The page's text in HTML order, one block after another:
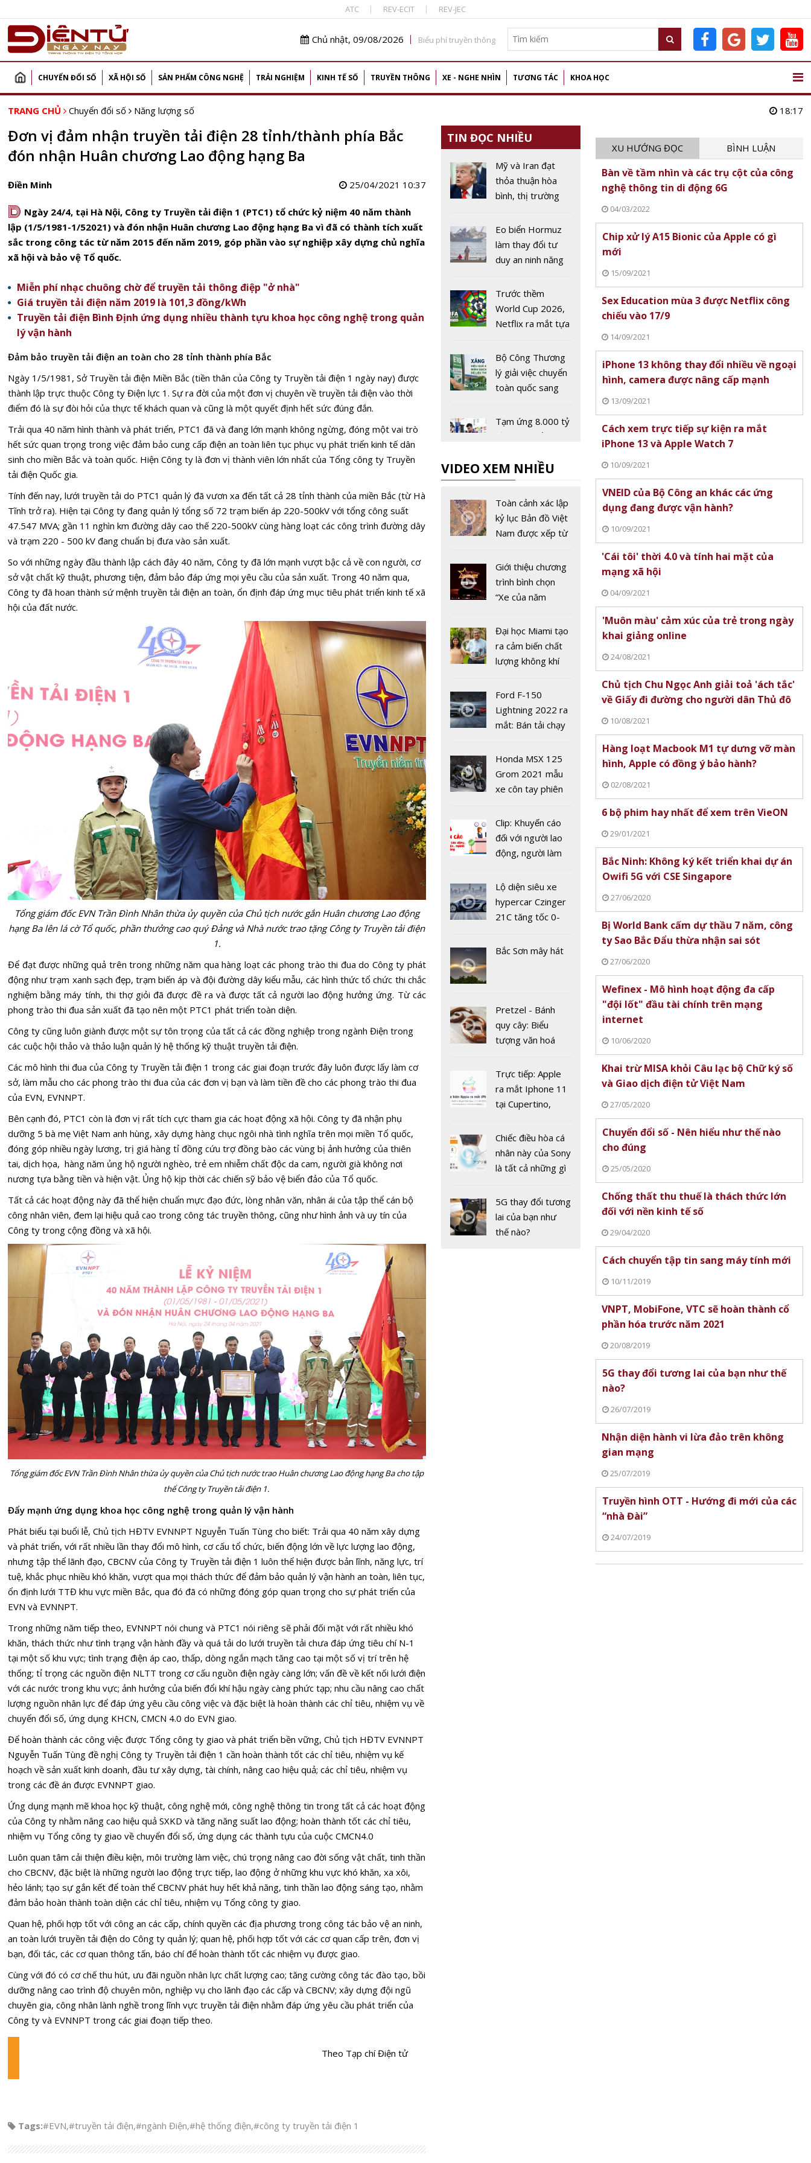
ATC REV-ECIT REV-JEC
Chủ nhật, 09/08/2026 Biểu phí truyền thông
CHUYỂN ĐỔI SỐ XÃ HỘI SỐ SẢN PHẨM CÔNG NGHỆ TRẢI NGHIỆM KINH TẾ SỐ TRUYỀN THÔNG XE - NGHE NHÌN TƯƠNG TÁC KHOA HỌC
TRANG CHỦ Chuyển đổi số Năng lượng số 18:17
Đơn vị đảm nhận truyền tải điện 28 tỉnh/thành phía Bắc
đón nhận Huân chương Lao động hạng Ba
Điền Minh 25/04/2021 10:37
D Ngày 24/4, tại Hà Nội, Công ty Truyền tải điện 1 (PTC1) tổ chức kỷ niệm 40 năm thành
lập (1/5/1981-1/52021) và đón nhận Huân chương Lao động hạng Ba vì đã có thành tích xuất
sắc trong công tác từ năm 2015 đến năm 2019, góp phần vào sự nghiệp xây dựng chủ nghĩa
xã hội và bảo vệ Tổ quốc.
Miễn phí nhạc chuông chờ để truyền tải thông điệp "ở nhà"
Giá truyền tải điện năm 2019 là 101,3 đồng/kWh
Truyền tải điện Bình Định ứng dụng nhiều thành tựu khoa học công nghệ trong quản
lý vận hành
Đảm bảo truyền tải điện an toàn cho 28 tỉnh thành phía Bắc
Ngày 1/5/1981, Sở Truyền tải điện Miền Bắc (tiền thân của Công ty Truyền tải điện 1 ngày nay) được
thành lập trực thuộc Công ty Điện lực 1. Sự ra đời của một đơn vị chuyên về truyền tải điện vào thời
điểm đó là sự đòi hỏi của thực tế khách quan và cũng là một quyết định hết sức đúng đắn.
Trải qua 40 năm hình thành và phát triển, PTC1 đã và đang lớn mạnh không ngừng, đóng một vai trò
hết sức quan trọng trong việc đảm bảo cung cấp điện an toàn liên tục phục vụ phát triển kinh tế dân
sinh cho miền Bắc và toàn quốc. Hiện Công ty là đơn vị thành viên lớn nhất của Tổng công ty Truyền
tải điện Quốc gia.
Tính đến nay, lưới truyền tải do PTC1 quản lý đã vươn xa đến tất cả 28 tỉnh thành của miền Bắc (từ Hà
Tĩnh trở ra). Hiện tại Công ty đang quản lý tổng số 72 trạm biến áp 220-500kV với tổng công suất
47.547 MVA; gần 11 nghìn km đường dây cao thế 220-500kV cùng hàng loạt các công trình đường dây
và trạm 220 - 500 kV đang chuẩn bị đưa vào sản xuất.
So với những ngày đầu thành lập cách đây 40 năm, Công ty đã lớn mạnh vượt bậc cả về con người, cơ
sở vật chất kỹ thuật, phương tiện, đảm bảo đáp ứng mọi yêu cầu của sản xuất. Trong 40 năm qua,
Công ty đã hoan thành sứ mệnh truyền tải điện an toàn, ổn định đáp ứng mục tiêu phát triển kinh tế xã
hội của đất nước.
Tổng giám đốc EVN Trần Đình Nhân thừa ủy quyền của Chủ tịch nước gắn Huân chương Lao động
hạng Ba lên lá cờ Tổ quốc, phần thưởng cao quý Đảng và Nhà nước trao tặng Công ty Truyền tải điện
1.
Để đạt được những quả trên trong những năm qua hàng loạt các phong trào thi đua do Công ty phát
động như trạm xanh sạch đẹp, trạm biến áp và đội đường dây kiểu mẫu, các hình thức tổ chức thi chắc
nghiệm bằng máy tính, thi thợ giỏi đã được đề ra và được tất cả người lao động hưởng ứng. Từ các
phong trào thi đua sản xuất đã tạo nên một PTC1 phát triển toàn diện.
Công ty cũng luôn giành được một sự tôn trọng của tất cả các đồng nghiệp trong ngành Điện trong
các cuộc hội thảo và thảo luận quản lý hệ thống kỹ thuật truyền tải điện.
Các mô hình thi đua của Công ty Truyền tải điện 1 trong các giai đoạn trước đây luôn được lấy làm cơ
sở, làm mẫu cho các phong trào thi đua của các đơn vị bạn và làm tiền đề cho các phong trào thi đua
của EVN, EVNNPT.
Bên cạnh đó, PTC1 còn là đơn vị rất tích cực tham gia các hoạt động xã hội. Công ty đã nhận phụ
dưỡng 5 bà mẹ Việt Nam anh hùng, xây dựng hàng chục ngôi nhà tình nghĩa trên mọi miền Tổ quốc,
đóng góp nhiều ngày lương, trị giá hàng tỉ đồng cứu trợ đồng bào các vùng bị ảnh hưởng của thiên
tai, dịch họa, hàng năm ủng hộ người nghèo, trẻ em nhiễm chất độc da cam, người già không nơi
nương tựa bằng tiền và hiện vật. Ủng hộ kịp thời các chiến sỹ bảo vệ biển đảo của Tổ quốc.
Tất cả các hoạt động này đã thể hiện chuẩn mực đạo đức, lòng nhân văn, nhân ái của tập thể cán bộ
công nhân viên, đem lại hiệu quả cao trong công tác truyền thông, cũng như hình ảnh và uy tín của
Công ty trong cộng đồng và xã hội.
Tổng giám đốc EVN Trần Đình Nhân thừa ủy quyền của Chủ tịch nước trao Huân chương Lao động hạng Ba cho tập
thể Công ty Truyền tải điện 1.
Đẩy mạnh ứng dụng khoa học công nghệ trong quản lý vận hành
Phát biểu tại buổi lễ, Chủ tịch HĐTV EVNNPT Nguyễn Tuấn Tùng cho biết: Trải qua 40 năm xây dựng
và phát triển, với rất nhiều lần thay đổi mô hình, cơ cấu tổ chức, biến động lớn về lực lượng lao động,
nhưng tập thể lãnh đạo, CBCNV của Công ty Truyền tải điện 1 luôn thể hiện được bản lĩnh, năng lực, trí
tuệ, khắc phục nhiều khó khăn, vượt qua mọi thách thức để đảm bảo quản lý vận hành an toàn, liên tục,
ổn định lưới TTĐ khu vực miền Bắc, qua đó đã có những đóng góp quan trọng cho sự phát triển của
EVN và EVNNPT.
Trong những năm tiếp theo, EVNNPT nói chung và PTC1 nói riêng sẽ phải đối mặt với rất nhiều khó
khăn, thách thức như tình trạng vận hành đầy và quá tải do lưới truyền tải chưa đáp ứng tiêu chí N-1
tại một số khu vực; tình trạng điện áp cao, thấp, dòng ngắn mạch tăng cao tại một số vị trí trên hệ
thống; tỉ trọng các nguồn điện NLTT trong cơ cấu nguồn điện ngày càng lớn; vấn đề về kết nối lưới điện
với các nước trong khu vực; ảnh hưởng của biến đổi khí hậu ngày càng phức tạp; nhu cầu nâng cao chất
lượng nguồn nhân lực để đáp ứng yêu cầu công việc và đặc biệt là hoàn thành các chỉ tiêu, nhiệm vụ về
chuyển đổi số, ứng dụng KHCN, CMCN 4.0 do EVN giao.
Để hoàn thành các công việc được Tổng công ty giao và phát triển bền vững, Chủ tịch HĐTV EVNNPT
Nguyễn Tuấn Tùng đề nghị Công ty Truyền tải điện 1 cần hoàn thành tốt các chỉ tiêu, nhiệm vụ kế
hoạch về sản xuất kinh doanh, đầu tư xây dựng, tài chính, nâng cao hiệu quả; các chỉ tiêu, nhiệm vụ
trong các đề án được EVNNPT giao.
Ứng dụng mạnh mẽ khoa học kỹ thuật, công nghệ mới, công nghệ thông tin trong tất cả các hoạt động
của Công ty nhằm nâng cao hiệu quả SXKD và tăng năng suất lao động; hoàn thành tốt các chỉ tiêu,
nhiệm vụ Tổng công ty giao về chuyển đổi số, ứng dụng các thành tựu của cuộc CMCN4.0
Luôn quan tâm cải thiện điều kiện, môi trường làm việc, chú trọng nâng cao đời sống vật chất, tinh thần
cho CBCNV, đặc biệt là những người lao động trực tiếp, lao động ở những khu vực khó khăn, xa xôi,
hẻo lánh; tạo sự gắn kết để toàn thể CBCNV phát huy hết khả năng, tinh thần lao động sáng tạo, nhằm
đảm bảo hoàn thành toàn diện các chỉ tiêu, nhiệm vụ Tổng công ty giao.
Quan hệ, phối hợp tốt với công an các cấp, chính quyền các địa phương trong công tác bảo vệ an ninh,
an toàn lưới truyền tải điện do Công ty quản lý; quan hệ, phối hợp tốt với các cơ quan cấp trên, đơn vị
bạn, đối tác, các cơ quan thông tấn, báo chí để hoàn thành tốt các nhiệm vụ được giao.
Cùng với đó có cơ chế thu hút, ưu đãi nguồn nhân lực chất lượng cao; tăng cường công tác đào tạo, bồi
dưỡng nâng cao trình độ chuyên môn, nghiệp vụ cho lãnh đạo các cấp và CBCNV; xây dựng đội ngũ
chuyên gia, công nhân lành nghề trong lĩnh vực truyền tải điện nhằm đáp ứng yêu cầu phát triển của
Công ty và EVNNPT trong các giai đoạn tiếp theo.
Theo Tạp chí Điện tử
Tags:#EVN,#truyền tải điện,#ngành Điện,#hệ thống điện,#công ty truyền tải điện 1
TIN ĐỌC NHIỀU
Mỹ và Iran đạt
thỏa thuận hòa
bình, thị trường
vào giai đoạn mới
Eo biển Hormuz
làm thay đổi tư
duy an ninh năng
Trước thềm
World Cup 2026,
Netflix ra mắt tựa
miễn phí
Bộ Công Thương
lý giải việc chuyển
toàn quốc sang
Tạm ứng 8.000 tỷ
đồng bình ổn giá
bối cảnh giá thế
giới biến động
Liên bang Nga:
Việt - Nga cần
thúc đẩy hợp tác
khí
Mỏ kali Asia-
Potash - Mỏ khai
ASEAN
năng lượng Việt
Nam – Hoa Kỳ lần
thứ 4
Hưng Yên áp
tử, phát triển lưới
điện thông minh
Phát triển năng
lượng sạch – xu
VIDEO XEM NHIỀU
Toàn cảnh xác lập
kỷ lục Bản đồ Việt
Nam được xếp từ
năm 2022
Giới thiệu chương
trình bình chọn
“Xe của năm
Đại học Miami tạo
ra cảm biến chất
lượng không khí
19
Ford F-150
Lightning 2022 ra
mắt: Bán tải chạy
chưa đến 40 nghìn
USD
Honda MSX 125
Grom 2021 mẫu
xe côn tay phiên
Clip: Khuyến cáo
đối với người lao
động, người làm
hàng tại khu dịch
vụ trong dịch
Covid-19
Lộ diện siêu xe
hypercar Czinger
21C tăng tốc 0-
2 giây
Bắc Sơn mây hát
Pretzel - Bánh
quy cây: Biểu
tượng văn hoá
tranh cãi về nguồn
gốc
Trực tiếp: Apple
ra mắt Iphone 11
tại Cupertino,
Chiếc điều hòa cá
nhân này của Sony
là tất cả những gì
sót qua mùa hè
nóng nực
5G thay đổi tương
lai của bạn như
thế nào?
XU HƯỚNG ĐỌC BÌNH LUẬN
Bàn về tầm nhìn và các trụ cột của công
nghệ thông tin di động 6G
04/03/2022
Chip xử lý A15 Bionic của Apple có gì
mới
15/09/2021
Sex Education mùa 3 được Netflix công
chiếu vào 17/9
14/09/2021
iPhone 13 không thay đổi nhiều về ngoại
hình, camera được nâng cấp mạnh
13/09/2021
Cách xem trực tiếp sự kiện ra mắt
iPhone 13 và Apple Watch 7
10/09/2021
VNEID của Bộ Công an khác các ứng
dụng đang được vận hành?
10/09/2021
'Cái tôi' thời 4.0 và tính hai mặt của
mạng xã hội
04/09/2021
'Muôn màu' cảm xúc của trẻ trong ngày
khai giảng online
24/08/2021
Chủ tịch Chu Ngọc Anh giải toả 'ách tắc'
về Giấy đi đường cho người dân Thủ đô
10/08/2021
Hàng loạt Macbook M1 tự dưng vỡ màn
hình, Apple có đồng ý bảo hành?
02/08/2021
6 bộ phim hay nhất để xem trên VieON
29/01/2021
Bắc Ninh: Không ký kết triển khai dự án
Owifi 5G với CSE Singapore
27/06/2020
Bị World Bank cấm dự thầu 7 năm, công
ty Sao Bắc Đẩu thừa nhận sai sót
27/06/2020
Wefinex - Mô hình hoạt động đa cấp
"đội lốt" đầu tài chính trên mạng
internet
10/06/2020
Khai trừ MISA khỏi Câu lạc bộ Chữ ký số
và Giao dịch điện tử Việt Nam
27/05/2020
Chuyển đổi số - Nên hiểu như thế nào
cho đúng
25/05/2020
Chống thất thu thuế là thách thức lớn
đối với nền kinh tế số
29/04/2020
Cách chuyển tập tin sang máy tính mới
10/11/2019
VNPT, MobiFone, VTC sẽ hoàn thành cổ
phần hóa trước năm 2021
20/08/2019
5G thay đổi tương lai của bạn như thế
nào?
26/07/2019
Nhận diện hành vi lừa đảo trên không
gian mạng
25/07/2019
Truyền hình OTT - Hướng đi mới của các
“nhà Đài”
24/07/2019